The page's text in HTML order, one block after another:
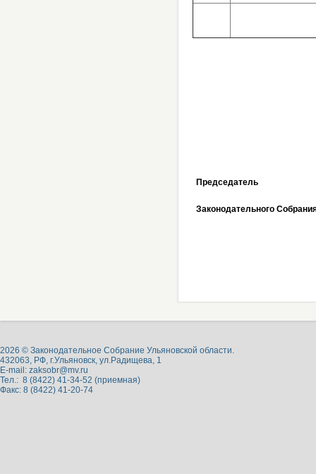
Председатель
Законодательного
2026 © Законодательное Собрание Ульяновской области.
432063, РФ, г.Ульяновск, ул.Радищева, 1
E-mail: zaksobr@mv.ru
Тел.: 8 (8422) 41-34-52 (приемная)
Факс: 8 (8422) 41-20-74